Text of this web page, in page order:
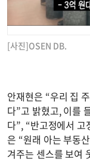
[사진]OSEN DB.
안재현은 “우리 집
다”고 밝혔고, 이를
다”, “반고정에서
은 “원래 아는 부동
겨주는 센스를 보여